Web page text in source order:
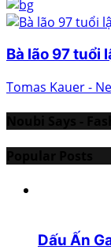
Bà lão 97 tuổi
Tomas Kauer -
Dấu Ấn